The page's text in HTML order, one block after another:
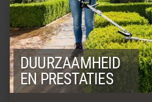
DUURZAAMHEID
EN PRESTATIES